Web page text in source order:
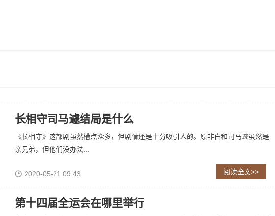
长相守司马遽结局是什么
《长相守》这部剧虽然槽点众多，但剧情还是十分吸引人的。原非白和司马遽虽然是
亲兄弟，但他们没办法...
2020-05-21 09:43 阅读全文>>
第十四届全运会在哪里举行